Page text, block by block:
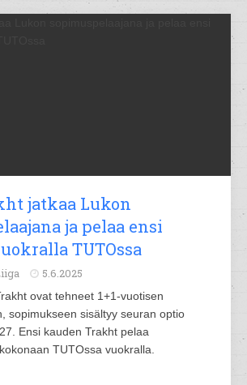
jatkaa Lukon
ja pelaa ensi
TUTOssa
5.6.2025
ovat tehneet 1+1-vuotisen
sopimukseen sisältyy seuran optio
Ensi kauden Trakht pelaa
TUTOssa vuokralla.